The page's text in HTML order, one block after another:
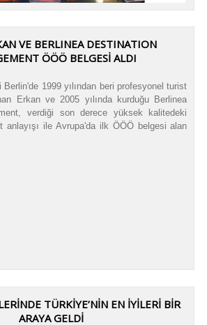
VE BERLINEA DESTINATION
ÖÖÖ BELGESİ ALDI
Berlin'de 1999 yılından beri profesyonel turist
Erkan ve 2005 yılında kurduğu Berlinea
verdiği son derece yüksek kalitedeki
ile Avrupa'da ilk ÖÖÖ belgesi alan
TÜRKİYE’NİN EN İYİLERİ BİR
ARAYA GELDİ